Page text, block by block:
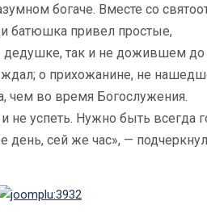
богаче. Вместе со
батюшка привел простые,
так и не дожившем
ждал; о прихожанине, не
чем во время Богослужения.
не успеть. Нужно быть всегда
день, сей же час», —